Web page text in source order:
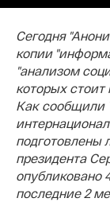
Сегодня
копии
"анализом
которых стоит
Как сообщили
подготовлены
президента
опубликовано
последние 2